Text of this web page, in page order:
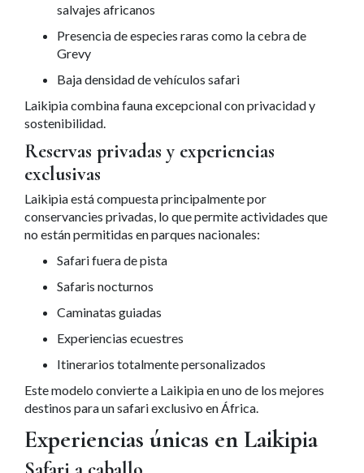
salvajes africanos
Presencia de especies raras como la cebra de
Grevy
Baja densidad de vehículos safari
Laikipia combina fauna excepcional con privacidad y
sostenibilidad.
Reservas privadas y experiencias
exclusivas
Laikipia está compuesta principalmente por
conservancies privadas, lo que permite actividades que
no están permitidas en parques nacionales:
Safari fuera de pista
Safaris nocturnos
Caminatas guiadas
Experiencias ecuestres
Itinerarios totalmente personalizados
Este modelo convierte a Laikipia en uno de los mejores
destinos para un safari exclusivo en África.
Experiencias únicas en Laikipia